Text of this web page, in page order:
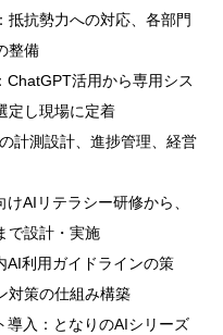
抵抗勢力への対応、各部門
整備
活用から専用シス
定し現場に定着
計測設計、進捗管理、経営
AIリテラシー研修から、
で設計・実施
AI利用ガイドラインの策
対策の仕組み構築
導入：となりのAIシリーズ